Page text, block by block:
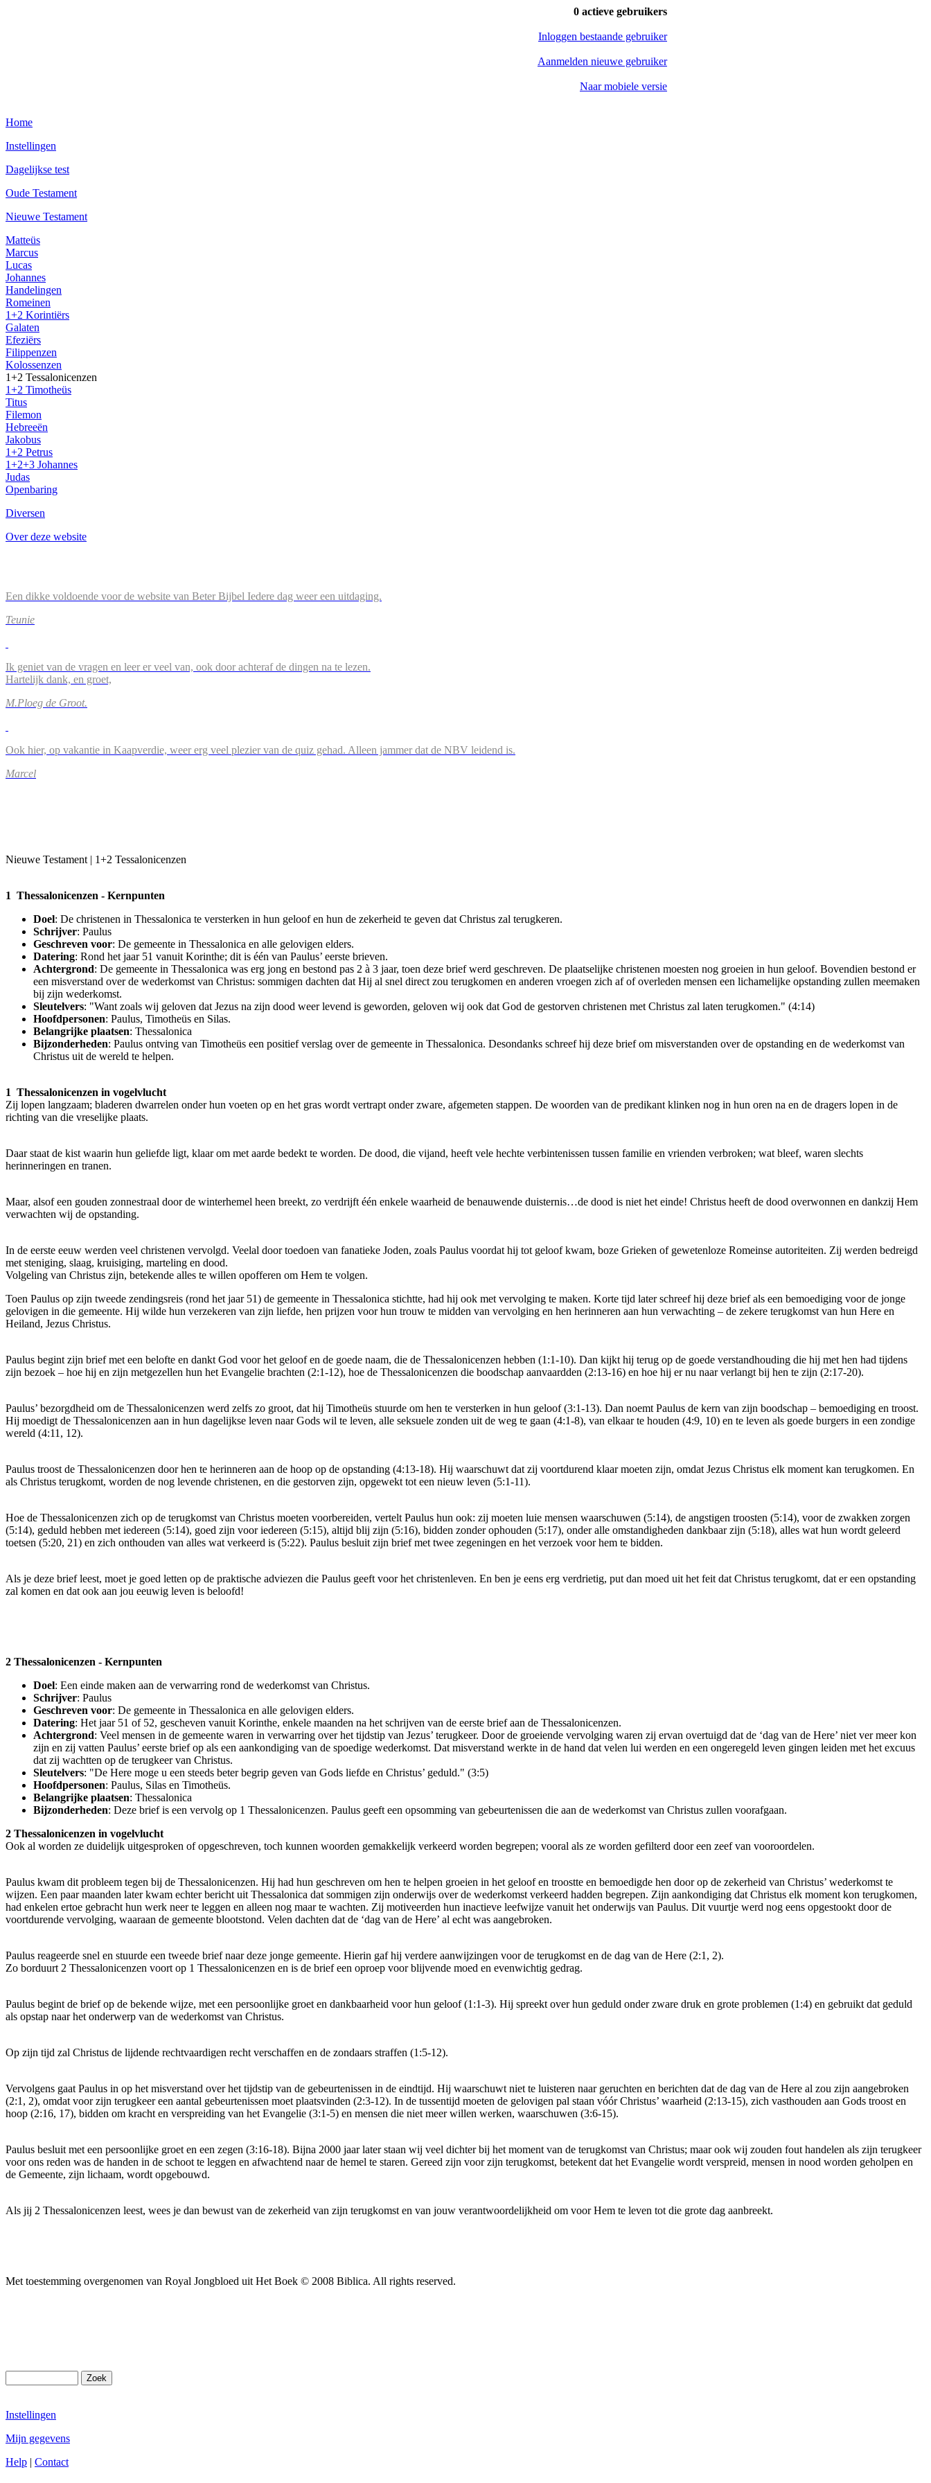
0 actieve gebruikers
Inloggen bestaande gebruiker
Aanmelden nieuwe gebruiker
Naar mobiele versie
Home
Instellingen
Dagelijkse test
Oude Testament
Nieuwe Testament
Matteüs
Marcus
Lucas
Johannes
Handelingen
Romeinen
1+2 Korintiërs
Galaten
Efeziërs
Filippenzen
Kolossenzen
1+2 Tessalonicenzen
1+2 Timotheüs
Titus
Filemon
Hebreeën
Jakobus
1+2 Petrus
1+2+3 Johannes
Judas
Openbaring
Diversen
Over deze website
Een dikke voldoende voor de website van Beter Bijbel Iedere dag weer een uitdaging.
Teunie
Ik geniet van de vragen en leer er veel van, ook door achteraf de dingen na te lezen.
Hartelijk dank, en groet,
M.Ploeg de Groot.
Ook hier, op vakantie in Kaapverdie, weer erg veel plezier van de quiz gehad. Alleen jammer dat de NBV leidend is.
Marcel
Nieuwe Testament | 1+2 Tessalonicenzen
1 Thessalonicenzen - Kernpunten
Doel: De christenen in Thessalonica te versterken in hun geloof en hun de zekerheid te geven dat Christus zal terugkeren.
Schrijver: Paulus
Geschreven voor: De gemeente in Thessalonica en alle gelovigen elders.
Datering: Rond het jaar 51 vanuit Korinthe; dit is één van Paulus’ eerste brieven.
Achtergrond: De gemeente in Thessalonica was erg jong en bestond pas 2 à 3 jaar, toen deze brief werd geschreven. De plaatselijke christenen moesten nog groeien in hun geloof. Bovendien bestond er
een misverstand over de wederkomst van Christus: sommigen dachten dat Hij al snel direct zou terugkomen en anderen vroegen zich af of overleden mensen een lichamelijke opstanding zullen meemaken
bij zijn wederkomst.
Sleutelvers: "Want zoals wij geloven dat Jezus na zijn dood weer levend is geworden, geloven wij ook dat God de gestorven christenen met Christus zal laten terugkomen." (4:14)
Hoofdpersonen: Paulus, Timotheüs en Silas.
Belangrijke plaatsen: Thessalonica
Bijzonderheden: Paulus ontving van Timotheüs een positief verslag over de gemeente in Thessalonica. Desondanks schreef hij deze brief om misverstanden over de opstanding en de wederkomst van
Christus uit de wereld te helpen.
1 Thessalonicenzen in vogelvlucht
Zij lopen langzaam; bladeren dwarrelen onder hun voeten op en het gras wordt vertrapt onder zware, afgemeten stappen. De woorden van de predikant klinken nog in hun oren na en de dragers lopen in de
richting van die vreselijke plaats.
Daar staat de kist waarin hun geliefde ligt, klaar om met aarde bedekt te worden. De dood, die vijand, heeft vele hechte verbintenissen tussen familie en vrienden verbroken; wat bleef, waren slechts
herinneringen en tranen.
Maar, alsof een gouden zonnestraal door de winterhemel heen breekt, zo verdrijft één enkele waarheid de benauwende duisternis…de dood is niet het einde! Christus heeft de dood overwonnen en dankzij Hem
verwachten wij de opstanding.
In de eerste eeuw werden veel christenen vervolgd. Veelal door toedoen van fanatieke Joden, zoals Paulus voordat hij tot geloof kwam, boze Grieken of gewetenloze Romeinse autoriteiten. Zij werden bedreigd
met steniging, slaag, kruisiging, marteling en dood.
Volgeling van Christus zijn, betekende alles te willen opofferen om Hem te volgen.
Toen Paulus op zijn tweede zendingsreis (rond het jaar 51) de gemeente in Thessalonica stichtte, had hij ook met vervolging te maken. Korte tijd later schreef hij deze brief als een bemoediging voor de jonge
gelovigen in die gemeente. Hij wilde hun verzekeren van zijn liefde, hen prijzen voor hun trouw te midden van vervolging en hen herinneren aan hun verwachting – de zekere terugkomst van hun Here en
Heiland, Jezus Christus.
Paulus begint zijn brief met een belofte en dankt God voor het geloof en de goede naam, die de Thessalonicenzen hebben (1:1-10). Dan kijkt hij terug op de goede verstandhouding die hij met hen had tijdens
zijn bezoek – hoe hij en zijn metgezellen hun het Evangelie brachten (2:1-12), hoe de Thessalonicenzen die boodschap aanvaardden (2:13-16) en hoe hij er nu naar verlangt bij hen te zijn (2:17-20).
Paulus’ bezorgdheid om de Thessalonicenzen werd zelfs zo groot, dat hij Timotheüs stuurde om hen te versterken in hun geloof (3:1-13). Dan noemt Paulus de kern van zijn boodschap – bemoediging en troost.
Hij moedigt de Thessalonicenzen aan in hun dagelijkse leven naar Gods wil te leven, alle seksuele zonden uit de weg te gaan (4:1-8), van elkaar te houden (4:9, 10) en te leven als goede burgers in een zondige
wereld (4:11, 12).
Paulus troost de Thessalonicenzen door hen te herinneren aan de hoop op de opstanding (4:13-18). Hij waarschuwt dat zij voortdurend klaar moeten zijn, omdat Jezus Christus elk moment kan terugkomen. En
als Christus terugkomt, worden de nog levende christenen, en die gestorven zijn, opgewekt tot een nieuw leven (5:1-11).
Hoe de Thessalonicenzen zich op de terugkomst van Christus moeten voorbereiden, vertelt Paulus hun ook: zij moeten luie mensen waarschuwen (5:14), de angstigen troosten (5:14), voor de zwakken zorgen
(5:14), geduld hebben met iedereen (5:14), goed zijn voor iedereen (5:15), altijd blij zijn (5:16), bidden zonder ophouden (5:17), onder alle omstandigheden dankbaar zijn (5:18), alles wat hun wordt geleerd
toetsen (5:20, 21) en zich onthouden van alles wat verkeerd is (5:22). Paulus besluit zijn brief met twee zegeningen en het verzoek voor hem te bidden.
Als je deze brief leest, moet je goed letten op de praktische adviezen die Paulus geeft voor het christenleven. En ben je eens erg verdrietig, put dan moed uit het feit dat Christus terugkomt, dat er een opstanding
zal komen en dat ook aan jou eeuwig leven is beloofd!
2 Thessalonicenzen - Kernpunten
Doel: Een einde maken aan de verwarring rond de wederkomst van Christus.
Schrijver: Paulus
Geschreven voor: De gemeente in Thessalonica en alle gelovigen elders.
Datering: Het jaar 51 of 52, gescheven vanuit Korinthe, enkele maanden na het schrijven van de eerste brief aan de Thessalonicenzen.
Achtergrond: Veel mensen in de gemeente waren in verwarring over het tijdstip van Jezus’ terugkeer. Door de groeiende vervolging waren zij ervan overtuigd dat de ‘dag van de Here’ niet ver meer kon
zijn en zij vatten Paulus’ eerste brief op als een aankondiging van de spoedige wederkomst. Dat misverstand werkte in de hand dat velen lui werden en een ongeregeld leven gingen leiden met het excuus
dat zij wachtten op de terugkeer van Christus.
Sleutelvers: "De Here moge u een steeds beter begrip geven van Gods liefde en Christus’ geduld." (3:5)
Hoofdpersonen: Paulus, Silas en Timotheüs.
Belangrijke plaatsen: Thessalonica
Bijzonderheden: Deze brief is een vervolg op 1 Thessalonicenzen. Paulus geeft een opsomming van gebeurtenissen die aan de wederkomst van Christus zullen voorafgaan.
2 Thessalonicenzen in vogelvlucht
Ook al worden ze duidelijk uitgesproken of opgeschreven, toch kunnen woorden gemakkelijk verkeerd worden begrepen; vooral als ze worden gefilterd door een zeef van vooroordelen.
Paulus kwam dit probleem tegen bij de Thessalonicenzen. Hij had hun geschreven om hen te helpen groeien in het geloof en troostte en bemoedigde hen door op de zekerheid van Christus’ wederkomst te
wijzen. Een paar maanden later kwam echter bericht uit Thessalonica dat sommigen zijn onderwijs over de wederkomst verkeerd hadden begrepen. Zijn aankondiging dat Christus elk moment kon terugkomen,
had enkelen ertoe gebracht hun werk neer te leggen en alleen nog maar te wachten. Zij motiveerden hun inactieve leefwijze vanuit het onderwijs van Paulus. Dit vuurtje werd nog eens opgestookt door de
voortdurende vervolging, waaraan de gemeente blootstond. Velen dachten dat de ‘dag van de Here’ al echt was aangebroken.
Paulus reageerde snel en stuurde een tweede brief naar deze jonge gemeente. Hierin gaf hij verdere aanwijzingen voor de terugkomst en de dag van de Here (2:1, 2).
Zo borduurt 2 Thessalonicenzen voort op 1 Thessalonicenzen en is de brief een oproep voor blijvende moed en evenwichtig gedrag.
Paulus begint de brief op de bekende wijze, met een persoonlijke groet en dankbaarheid voor hun geloof (1:1-3). Hij spreekt over hun geduld onder zware druk en grote problemen (1:4) en gebruikt dat geduld
als opstap naar het onderwerp van de wederkomst van Christus.
Op zijn tijd zal Christus de lijdende rechtvaardigen recht verschaffen en de zondaars straffen (1:5-12).
Vervolgens gaat Paulus in op het misverstand over het tijdstip van de gebeurtenissen in de eindtijd. Hij waarschuwt niet te luisteren naar geruchten en berichten dat de dag van de Here al zou zijn aangebroken
(2:1, 2), omdat voor zijn terugkeer een aantal gebeurtenissen moet plaatsvinden (2:3-12). In de tussentijd moeten de gelovigen pal staan vóór Christus’ waarheid (2:13-15), zich vasthouden aan Gods troost en
hoop (2:16, 17), bidden om kracht en verspreiding van het Evangelie (3:1-5) en mensen die niet meer willen werken, waarschuwen (3:6-15).
Paulus besluit met een persoonlijke groet en een zegen (3:16-18). Bijna 2000 jaar later staan wij veel dichter bij het moment van de terugkomst van Christus; maar ook wij zouden fout handelen als zijn terugkeer
voor ons reden was de handen in de schoot te leggen en afwachtend naar de hemel te staren. Gereed zijn voor zijn terugkomst, betekent dat het Evangelie wordt verspreid, mensen in nood worden geholpen en
de Gemeente, zijn lichaam, wordt opgebouwd.
Als jij 2 Thessalonicenzen leest, wees je dan bewust van de zekerheid van zijn terugkomst en van jouw verantwoordelijkheid om voor Hem te leven tot die grote dag aanbreekt.
Met toestemming overgenomen van Royal Jongbloed uit Het Boek © 2008 Biblica. All rights reserved.
Instellingen
Mijn gegevens
Help | Contact